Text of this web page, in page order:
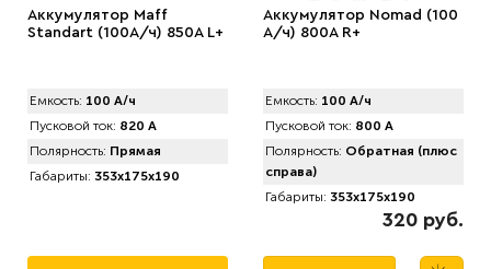
Аккумулятор Maff
Standart (100А/ч) 850А L+
Емкость: 100 А/ч
Пусковой ток: 820 А
Полярность: Прямая
Габариты: 353x175x190
Аккумулятор Nomad (100
А/ч) 800A R+
Емкость: 100 А/ч
Пусковой ток: 800 А
Полярность: Обратная (плюс
справа)
Габариты: 353x175x190
320 руб.